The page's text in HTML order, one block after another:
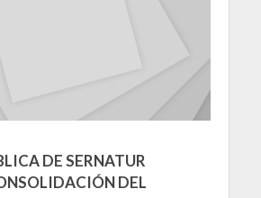
DE SERNATUR
DEL